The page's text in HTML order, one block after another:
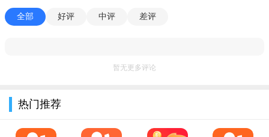
大众点评网是全球最早的消费点评网站，提供值得信赖的本
地商家、消费评价和优惠信息，包括团购、旅游、酒店、外卖、
装、出境海外游、生活网、车辆查违章等几乎所有本地生活服务
大众点评，致力于提升你的生活质量。
扫码闪惠:闪惠,扫码就付款!
全部 好评 中评 差评
暂无更多评论
热门推荐